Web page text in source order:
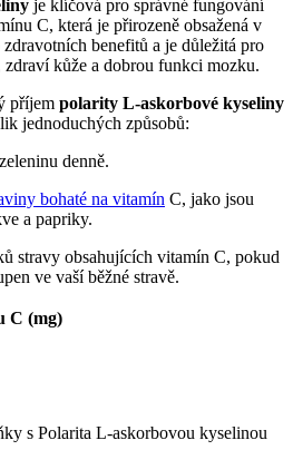
je klíčová pro správné fungování
C, která je přirozeně obsažená v
benefitů a je důležitá pro
kůže a dobrou funkci mozku.
příjem polarity L-askorbové kyseliny
jednoduchých způsobů:
denně.
bohaté na vitamín C, jako jsou
a papriky.
stravy obsahujících vitamín C, pokud
ve vaší běžné stravě.
C (mg)